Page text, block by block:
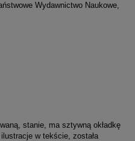
Wydawnictwo Naukowe,
stanie, ma sztywną okładkę
w tekście, została